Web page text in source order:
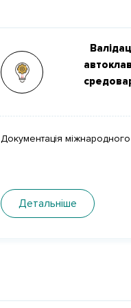
Документація міжнародного
Детальніше